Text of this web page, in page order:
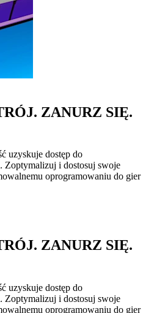
ZANURZ SIĘ.
uzyskuje dostęp do
Zoptymalizuj i dostosuj swoje
oprogramowaniu do gier
ZANURZ SIĘ.
uzyskuje dostęp do
Zoptymalizuj i dostosuj swoje
oprogramowaniu do gier